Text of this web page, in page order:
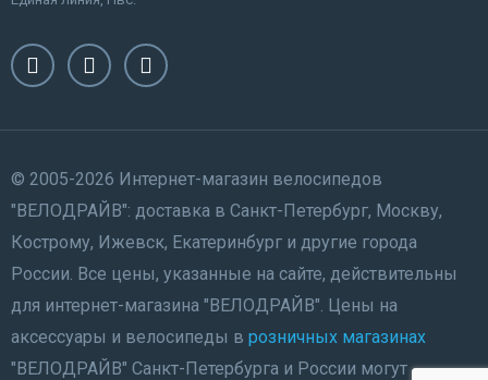
© 2005-2026 Интернет-магазин велосипедов
"ВЕЛОДРАЙВ": доставка в Санкт-Петербург, Москву,
Кострому, Ижевск, Екатеринбург и другие города
России. Все цены, указанные на сайте, действительны
для интернет-магазина "ВЕЛОДРАЙВ". Цены на
аксессуары и велосипеды в розничных магазинах
"ВЕЛОДРАЙВ" Санкт-Петербурга и России могут